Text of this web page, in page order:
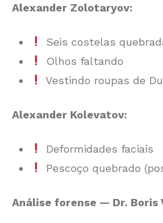
Alexander Zolotaryov:
Seis costelas
Olhos faltando
Vestindo roupas de
Alexander Kolevatov:
Deformidades faciais
Pescoço quebrado
Análise forense — Dr. Boris